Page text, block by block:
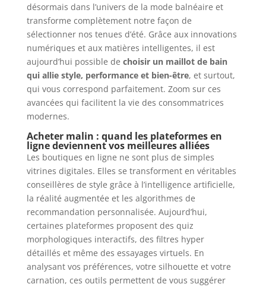
désormais dans l’univers de la mode balnéaire et
transforme complètement notre façon de
sélectionner nos tenues d’été. Grâce aux innovations
numériques et aux matières intelligentes, il est
aujourd’hui possible de choisir un maillot de bain
qui allie style, performance et bien-être, et surtout,
qui vous correspond parfaitement. Zoom sur ces
avancées qui facilitent la vie des consommatrices
modernes.
Acheter malin : quand les plateformes en
ligne deviennent vos meilleures alliées
Les boutiques en ligne ne sont plus de simples
vitrines digitales. Elles se transforment en véritables
conseillères de style grâce à l’intelligence artificielle,
la réalité augmentée et les algorithmes de
recommandation personnalisée. Aujourd’hui,
certaines plateformes proposent des quiz
morphologiques interactifs, des filtres hyper
détaillés et même des essayages virtuels. En
analysant vos préférences, votre silhouette et votre
carnation, ces outils permettent de vous suggérer